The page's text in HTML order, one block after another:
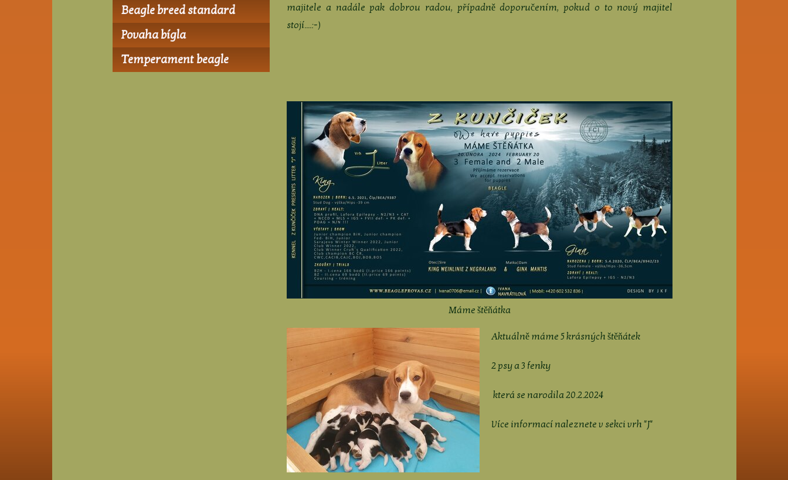
majitele a nadále pak dobrou radou, případně doporučením, pokud o to nový majitel
stojí....:-)
Máme štěňátka
Aktuálně máme 5 krásných štěňátek
2 psy a 3 fenky
která se narodila 20.2.2024
Více informací naleznete v sekci vrh "J"
Beagle breed standard
Povaha bígla
Temperament beagle